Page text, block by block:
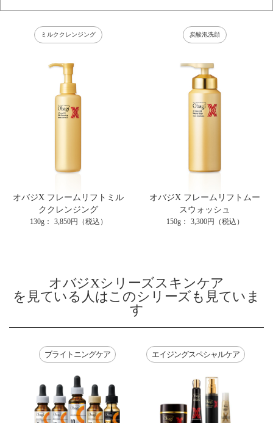
ミルククレンジング
オバジX フレームリフトミル
ククレンジング
130g 3,850円（税込）
炭酸泡洗顔
オバジX フレームリフトムー
スウォッシュ
150g 3,300円（税込）
オバジXシリーズスキンケア
を見ている人はこのシリーズも見ていま
す
ブライトニングケア エイジングスペシャルケア